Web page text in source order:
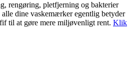
rengøring, pletfjerning og bakterier
dine vaskemærker egentlig betyder
til at gøre mere miljøvenligt rent. Klik